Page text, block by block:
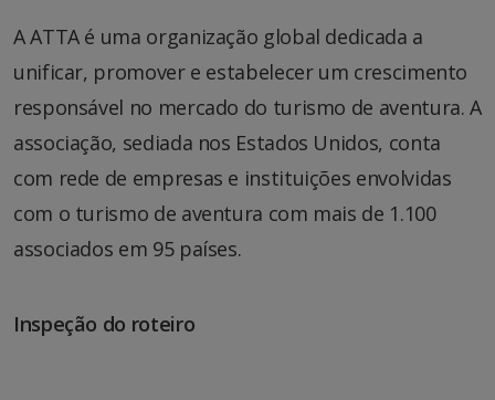
A ATTA é uma organização global dedicada a
unificar, promover e estabelecer um crescimento
responsável no mercado do turismo de aventura. A
associação, sediada nos Estados Unidos, conta
com rede de empresas e instituições envolvidas
com o turismo de aventura com mais de 1.100
associados em 95 países.
Inspeção do roteiro